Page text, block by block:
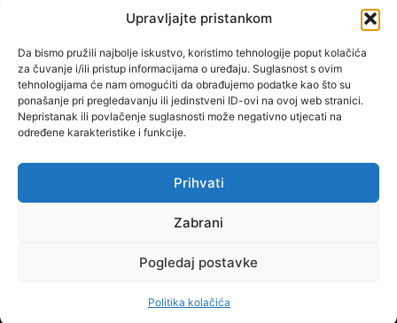
Upravljajte pristankom
Da bismo pružili najbolje iskustvo, koristimo tehnologije poput kolačića
za čuvanje i/ili pristup informacijama o uređaju. Suglasnost s ovim
tehnologijama će nam omogućiti da obrađujemo podatke kao što su
ponašanje pri pregledavanju ili jedinstveni ID-ovi na ovoj web stranici.
Nepristanak ili povlačenje suglasnosti može negativno utjecati na
određene karakteristike i funkcije.
Prihvati
Zabrani
Pogledaj postavke
Politika kolačića
Spremite moje ime, e-poštu i web-lokaciju u ovom
pregledniku sljedeći put kada komentarirate.